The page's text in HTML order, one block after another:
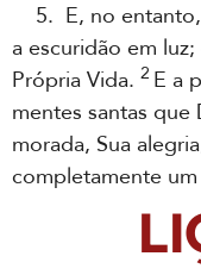
5. E, no entanto,
a escuridão em
Própria Vida. 2 E a
mentes santas que
morada, Sua
completamente